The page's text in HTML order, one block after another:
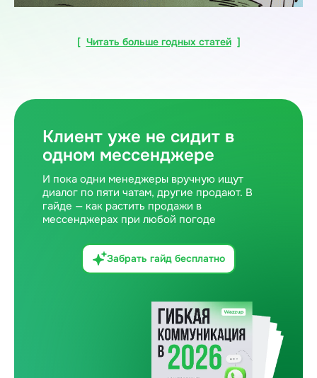
Один покупатель и пять препятствий
Как бизнес сам усложняет путь до покупки
[ Читать больше годных статей]
Клиент уже не сидит в
одном мессенджере
И пока одни менеджеры вручную ищут
диалог по пяти чатам, другие продают. В
гайде — как растить продажи в
мессенджерах при любой погоде
Забрать гайд бесплатно